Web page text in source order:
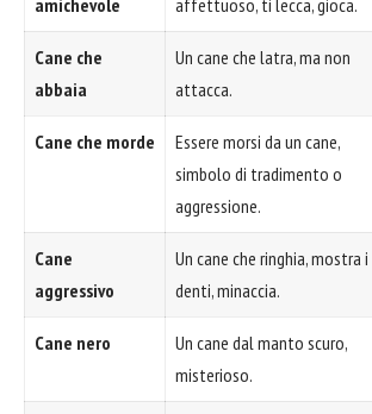
amichevole
affettuoso, ti lecca, gioca.
Cane che
abbaia
Un cane che latra, ma non
attacca.
Cane che morde
Essere morsi da un cane,
simbolo di tradimento o
aggressione.
Cane
aggressivo
Un cane che ringhia, mostra i
denti, minaccia.
Cane nero
Un cane dal manto scuro,
misterioso.